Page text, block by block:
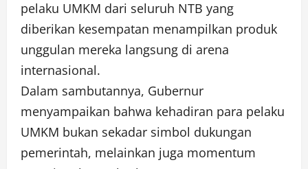
pelaku UMKM dari seluruh NTB yang
diberikan kesempatan menampilkan produk
unggulan mereka langsung di arena
internasional.
Dalam sambutannya, Gubernur
menyampaikan bahwa kehadiran para pelaku
UMKM bukan sekadar simbol dukungan
pemerintah, melainkan juga momentum